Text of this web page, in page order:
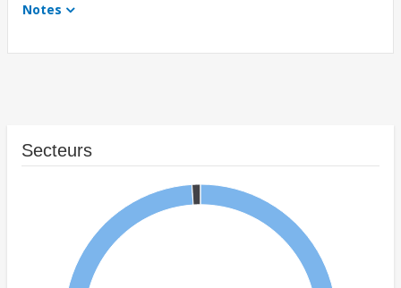
Notes
Secteurs